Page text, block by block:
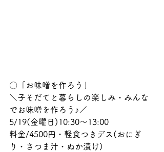
〇「お味噌を作ろう」
＼子そだてと暮らしの楽しみ・みんな
でお味噌を作ろう♪／
5/19(金曜日)10:30〜13:00
料金/4500円・軽食つきデス(おにぎ
り・さつま汁・ぬか漬け)